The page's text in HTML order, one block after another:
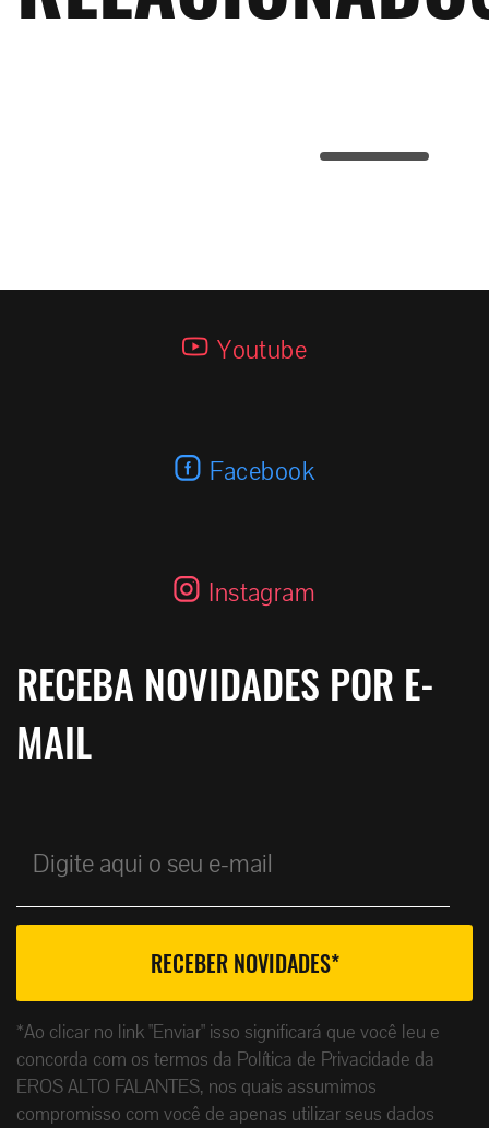
E-510 H Special Quadrado
Youtube
Facebook
Instagram
RECEBA NOVIDADES POR E-
MAIL
*Ao clicar no link "Enviar" isso significará que você leu e
concorda com os termos da Política de Privacidade da
EROS ALTO FALANTES, nos quais assumimos
compromisso com você de apenas utilizar seus dados